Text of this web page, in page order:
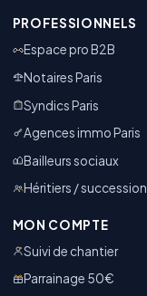
PROFESSIONNELS
Espace pro B2B
Notaires Paris
Syndics Paris
Agences immo Paris
Bailleurs sociaux
Héritiers / succession
MON COMPTE
Suivi de chantier
Parrainage 50€